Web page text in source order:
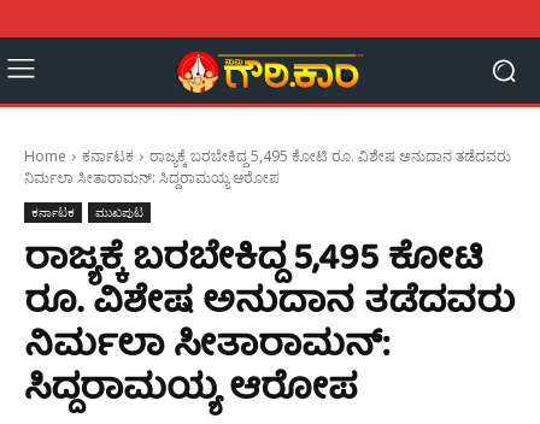
Home ಕರ್ನಾಟಕ
ರಾಜ್ಯಕ್ಕೆ ಬರಬೇಕಿದ್ದ 5,495 ಕೋಟಿ ರೂ. ವಿಶೇಷ ಅನುದಾನ ತಡೆದವರು
ನಿರ್ಮಲಾ ಸೀತಾರಾಮನ್: ಸಿದ್ದರಾಮಯ್ಯ ಆರೋಪ
ಕರ್ನಾಟಕ ಮುಖಪುಟ
ರಾಜ್ಯಕ್ಕೆ ಬರಬೇಕಿದ್ದ 5,495 ಕೋಟಿ
ರೂ. ವಿಶೇಷ ಅನುದಾನ ತಡೆದವರು
ನಿರ್ಮಲಾ ಸೀತಾರಾಮನ್:
ಸಿದ್ದರಾಮಯ್ಯ ಆರೋಪ